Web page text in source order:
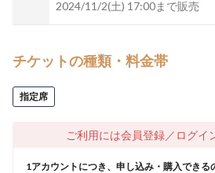
2024/11/2(土) 17:00まで販売
チケットの種類・料金帯
指定席
ご利用には会員登録／ログイ
1アカウントにつき、申し込み・購入できる